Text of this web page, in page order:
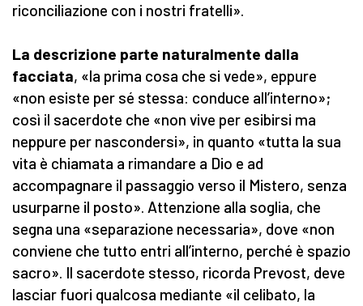
riconciliazione con i nostri fratelli».
La descrizione parte naturalmente dalla
facciata, «la prima cosa che si vede», eppure
«non esiste per sé stessa: conduce all’interno»;
così il sacerdote che «non vive per esibirsi ma
neppure per nascondersi», in quanto «tutta la sua
vita è chiamata a rimandare a Dio e ad
accompagnare il passaggio verso il Mistero, senza
usurparne il posto». Attenzione alla soglia, che
segna una «separazione necessaria», dove «non
conviene che tutto entri all’interno, perché è spazio
sacro». Il sacerdote stesso, ricorda Prevost, deve
lasciar fuori qualcosa mediante «il celibato, la